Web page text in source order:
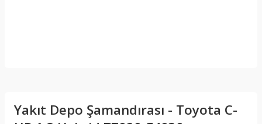
Yakıt Depo Şamandırası - Toyota C-